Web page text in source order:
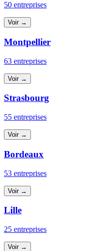
50 entreprises
Voir →
Montpellier
63 entreprises
Voir →
Strasbourg
55 entreprises
Voir →
Bordeaux
53 entreprises
Voir →
Lille
25 entreprises
Voir →